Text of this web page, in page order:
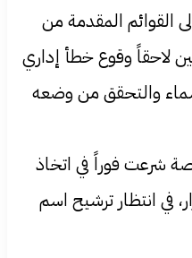
القوائم المقدمة من
لاحقاً وقوع خطأ إداري
والتحقق من وضعه
شرعت فوراً في اتخاذ
في انتظار ترشيح اسم